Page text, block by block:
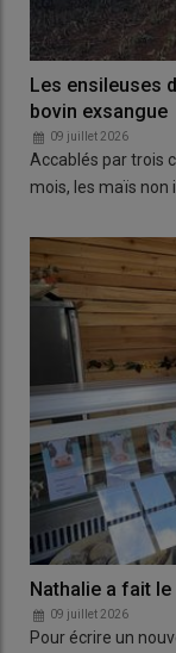
Les ensileuses
bovin exsangue
09 juillet 2026
Accablés par trois
mois, les maïs non
Nathalie a fait
09 juillet 2026
Pour écrire un